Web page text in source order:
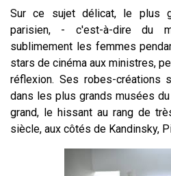
Sur ce sujet délicat, le plus
parisien, - c'est-à-dire du
sublimement les femmes
stars de cinéma aux ministres,
réflexion. Ses robes-créations
dans les plus grands musées
grand, le hissant au rang de
siècle, aux côtés de Kandinsky,